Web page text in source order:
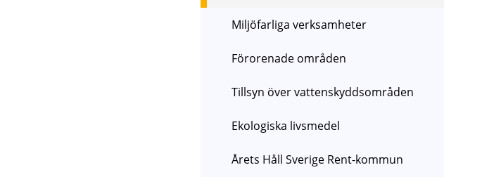
Miljöfarliga verksamheter
Förorenade områden
Tillsyn över vattenskyddsområden
Ekologiska livsmedel
Årets Håll Sverige Rent-kommun